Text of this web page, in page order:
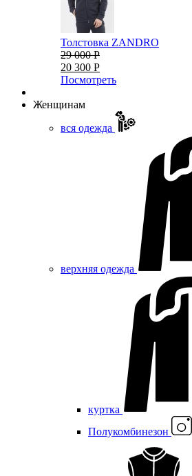
Толстовка ZANDRO
29 000 Р
20 300 Р
Посмотреть
Женщинам
вся одежда
верхняя одежда
куртка
Полукомбинезон